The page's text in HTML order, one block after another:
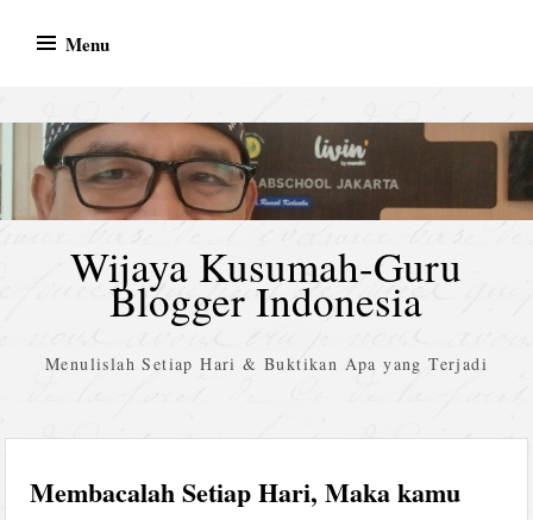
Menu
Wijaya Kusumah-Guru
Blogger Indonesia
Menulislah Setiap Hari & Buktikan Apa yang Terjadi
Membacalah Setiap Hari, Maka kamu